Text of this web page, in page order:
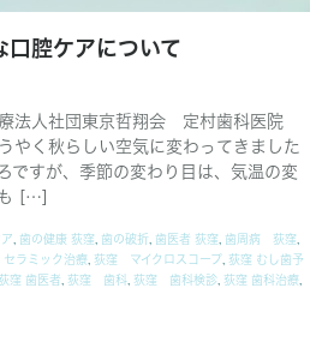
腔ケアについて
法人社団東京哲翔会 定村歯科医院
やく秋らしい空気に変わってきました
ですが、季節の変わり目は、気温の変
[…]
歯の健康 荻窪 歯の破折 歯医者 荻窪 歯周病 荻窪
ラミック治療 荻窪 マイクロスコープ 荻窪 むし歯予
荻窪 歯医者 荻窪 歯科 荻窪 歯科検診 荻窪 歯科治療